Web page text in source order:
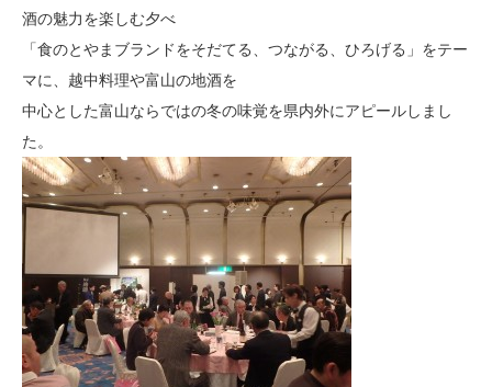
酒の魅力を楽しむ夕べ
「食のとやまブランドをそだてる、つながる、ひろげる」をテー
マに、越中料理や富山の地酒を
中心とした富山ならではの冬の味覚を県内外にアピールしまし
た。